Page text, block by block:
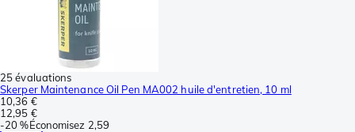
25 évaluations
Skerper Maintenance Oil Pen MA002 huile d'entretien, 10 ml
10,36 €
12,95 €
-20 %Économisez 2,59